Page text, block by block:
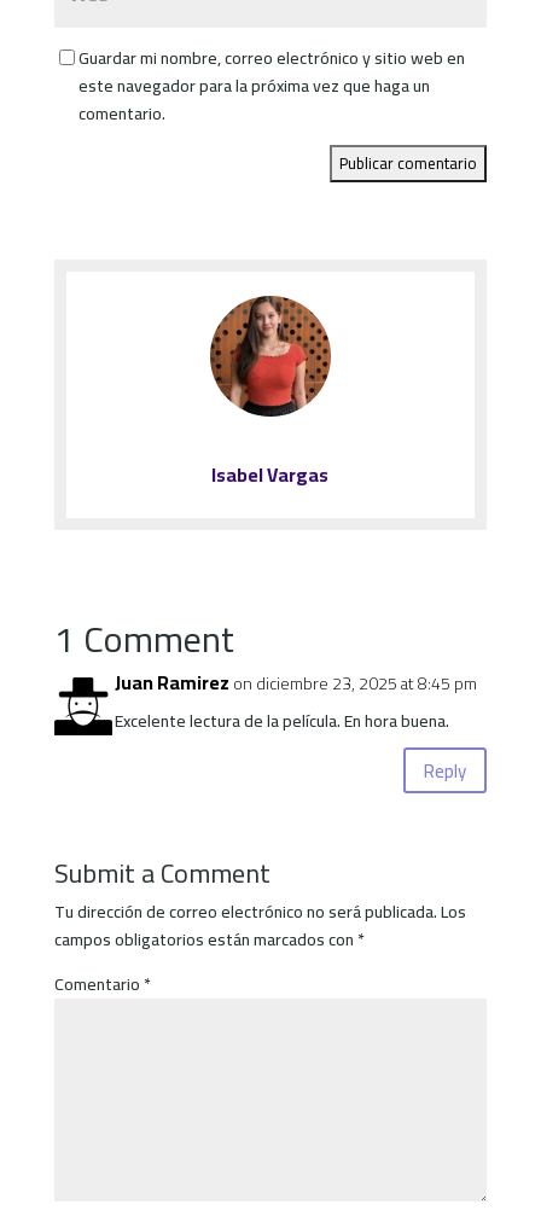
Guardar mi nombre, correo electrónico y sitio web en
este navegador para la próxima vez que haga un
comentario.
Isabel Vargas
1 Comment
Juan Ramirezon diciembre 23, 2025 at 8:45 pm
Excelente lectura de la película. En hora buena.
Reply
Submit a Comment
Tu dirección de correo electrónico no será publicada.Los
campos obligatorios están marcados con*
Comentario*